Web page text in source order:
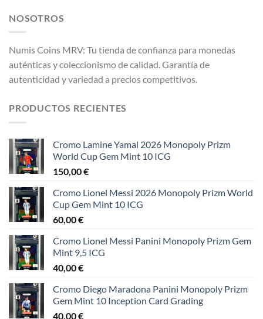
NOSOTROS
Numis Coins MRV: Tu tienda de confianza para monedas
auténticas y coleccionismo de calidad. Garantía de
autenticidad y variedad a precios competitivos.
PRODUCTOS RECIENTES
Cromo Lamine Yamal 2026 Monopoly Prizm
World Cup Gem Mint 10 ICG
150,00€
Cromo Lionel Messi 2026 Monopoly Prizm World
Cup Gem Mint 10 ICG
60,00€
Cromo Lionel Messi Panini Monopoly Prizm Gem
Mint 9,5 ICG
40,00€
Cromo Diego Maradona Panini Monopoly Prizm
Gem Mint 10 Inception Card Grading
40,00€